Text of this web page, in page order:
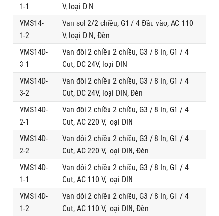
1-1
V, loại DIN
VMS14-
1-2
Van sol 2/2 chiều, G1 / 4 Đầu vào, AC 110
V, loại DIN, Đèn
VMS14D-
3-1
Van đôi 2 chiều 2 chiều, G3 / 8 In, G1 / 4
Out, DC 24V, loại DIN
VMS14D-
3-2
Van đôi 2 chiều 2 chiều, G3 / 8 In, G1 / 4
Out, DC 24V, loại DIN, Đèn
VMS14D-
2-1
Van đôi 2 chiều 2 chiều, G3 / 8 In, G1 / 4
Out, AC 220 V, loại DIN
VMS14D-
2-2
Van đôi 2 chiều 2 chiều, G3 / 8 In, G1 / 4
Out, AC 220 V, loại DIN, Đèn
VMS14D-
1-1
Van đôi 2 chiều 2 chiều, G3 / 8 In, G1 / 4
Out, AC 110 V, loại DIN
VMS14D-
1-2
Van đôi 2 chiều 2 chiều, G3 / 8 In, G1 / 4
Out, AC 110 V, loại DIN, Đèn